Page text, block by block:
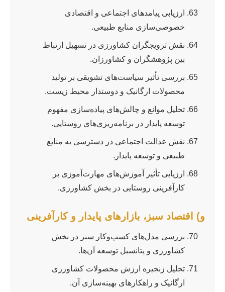
ارزیابی پیامدهای اجتماعی و اقتصادی
خصوصی‌سازی منابع طبیعی.
نقش ترویجگران کشاورزی در تسهیل ارتباط
بین پژوهشگران و کشاورزان.
بررسی تأثیر سیاست‌های تشویقی بر تولید
محصولات ارگانیک و دوستدار محیط زیست.
تحلیل موانع و چالش‌های پیاده‌سازی مفهوم
توسعه پایدار در برنامه‌ریزی‌های روستایی.
نقش عدالت اجتماعی در دسترسی به منابع
طبیعی و توسعه پایدار.
ارزیابی تأثیر آموزش‌های مهارت‌آموزی بر
کارآفرینی روستایی در بخش کشاورزی.
و) اقتصاد سبز، بازارهای پایدار و کارآفرینی
بررسی مدل‌های کسب‌وکار سبز در بخش
کشاورزی و پتانسیل توسعه آن‌ها.
تحلیل زنجیره ارزش محصولات کشاورزی
ارگانیک و راهکارهای بهینه‌سازی آن.